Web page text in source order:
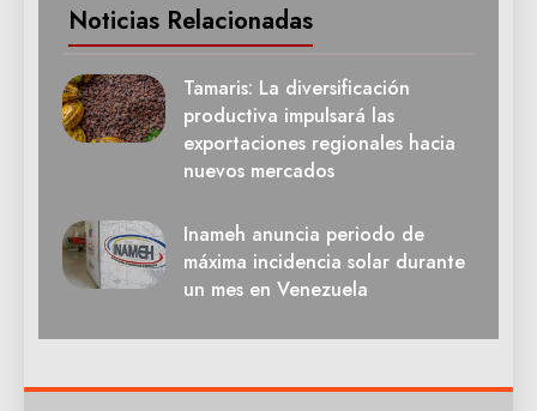
Noticias Relacionadas
Tamaris: La diversificación
productiva impulsará las
exportaciones regionales hacia
nuevos mercados
Inameh anuncia periodo de
máxima incidencia solar durante
un mes en Venezuela